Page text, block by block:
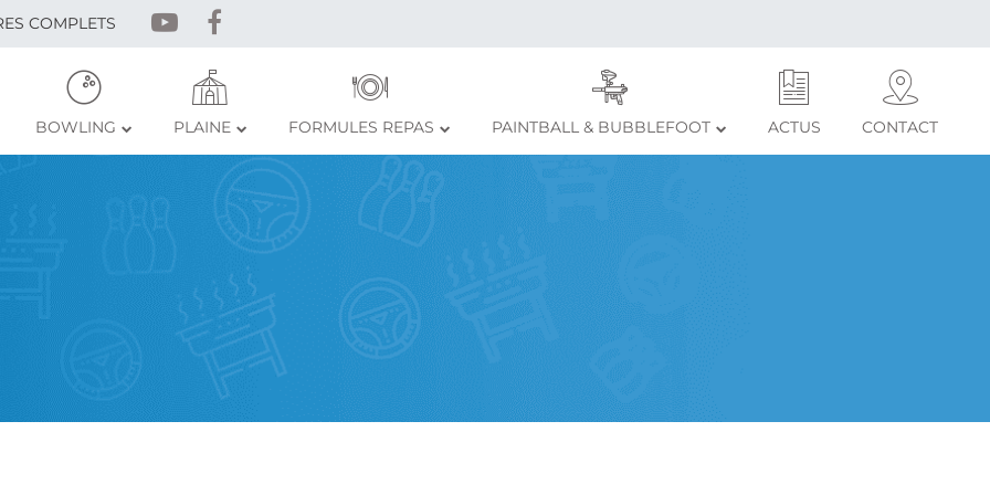
COMPLETS
BOWLING PLAINE FORMULES REPAS PAINTBALL & BUBBLEFOOT ACTUS CONTACT